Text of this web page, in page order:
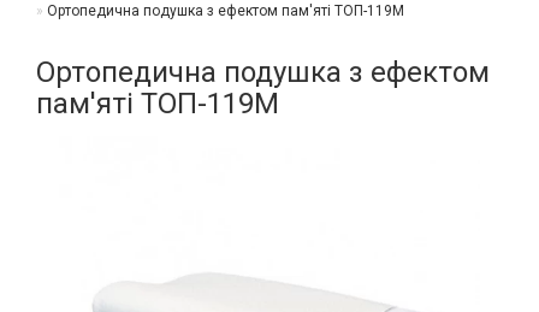
Ортопедична подушка з ефектом пам'яті ТОП-119M
Ортопедична подушка з ефектом
пам'яті ТОП-119M